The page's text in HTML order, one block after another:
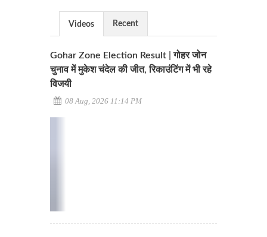
Videos Recent
Gohar Zone Election Result | गोहर जोन
चुनाव में मुकेश चंदेल की जीत, रिकाउंटिंग में भी रहे
विजयी
08 Aug, 2026 11:14 PM